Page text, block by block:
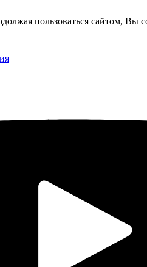
пользоваться сайтом, Вы